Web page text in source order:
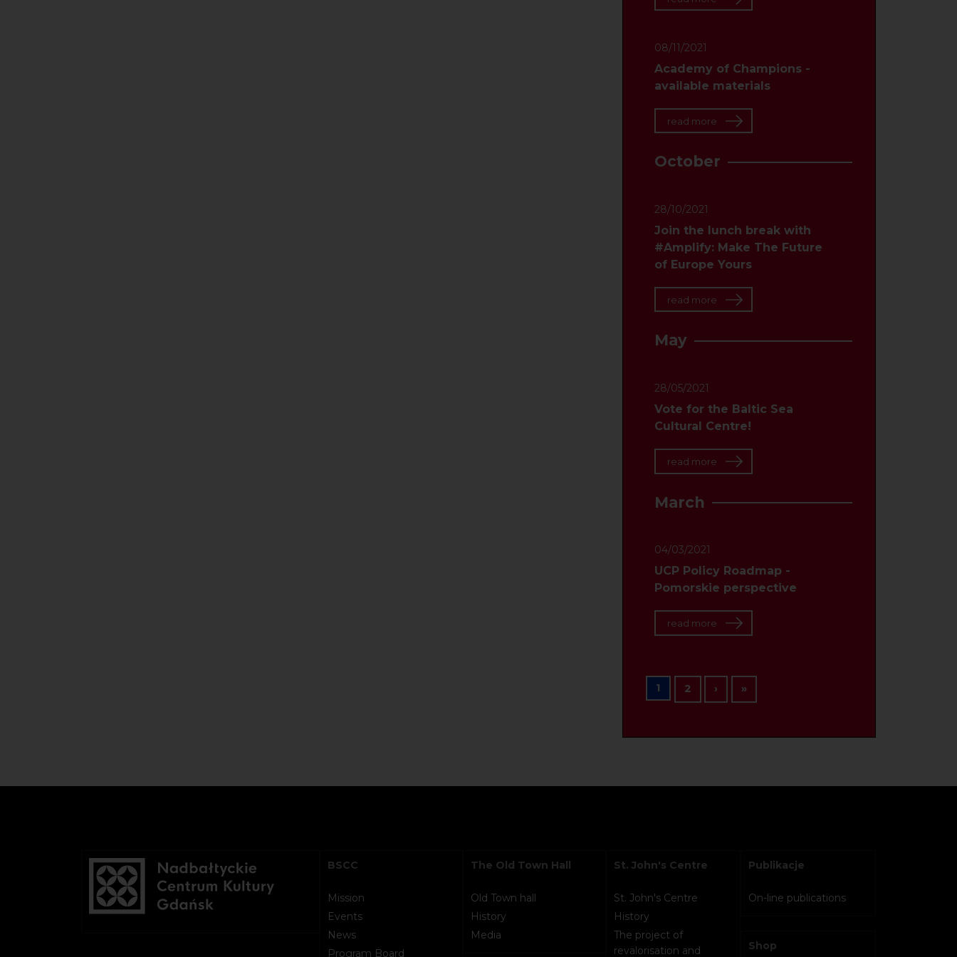
08/11/2021
Academy of Champions -
available materials
read more
October
28/10/2021
Join the lunch break with
#Amplify: Make The Future
of Europe Yours
read more
May
28/05/2021
Vote for the Baltic Sea
Cultural Centre!
read more
March
04/03/2021
UCP Policy Roadmap -
Pomorskie perspective
read more
Pagination
1 2 › Next page
»Last page
BSCC
Mission
Events
News
Program Board
The Old Town Hall
Old Town hall
History
Media
St. John's Centre
St. John's Centre
History
The project of
revalorisation and
Publikacje
On-line publications
Shop